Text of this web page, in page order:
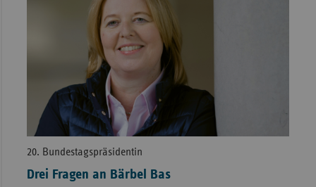
20. Bundestagspräsidentin
Drei Fragen an Bärbel Bas